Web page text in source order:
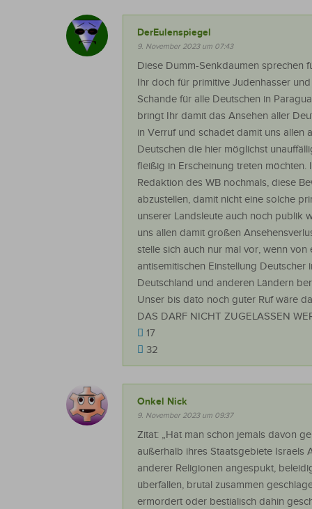
DerEulenspiegel
9. November 2023 um 07:43
Diese Dumm-Senkdaumen sprechen
Ihr doch für primitive Judenhasser
Schande für alle Deutschen in
bringt Ihr damit das Ansehen aller
in Verruf und schadet damit uns allen
Deutschen die hier möglichst
fleißig in Erscheinung treten möchten.
Redaktion des WB nochmals, diese
abzustellen, damit nicht eine solche
unserer Landsleute auch noch publik
uns allen damit großen
stelle sich auch nur mal vor, wenn von
antisemitischen Einstellung Deutscher
Deutschland und anderen Ländern
Unser bis dato noch guter Ruf wäre
DAS DARF NICHT ZUGELASSEN
17
32
Onkel Nick
9. November 2023 um 09:37
Zitat: „Hat man schon jemals davon
außerhalb ihres Staatsgebiete Israels
anderer Religionen angespukt,
überfallen, brutal zusammen
ermordert oder bestialisch dahin